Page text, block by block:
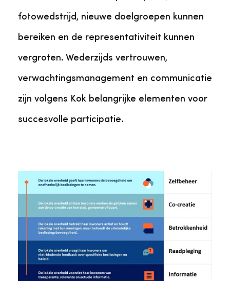
fotowedstrijd, nieuwe doelgroepen kunnen
bereiken en de representativiteit kunnen
vergroten. Wederzijds vertrouwen,
verwachtingsmanagement en communicatie
zijn volgens Kok belangrijke elementen voor
succesvolle participatie.